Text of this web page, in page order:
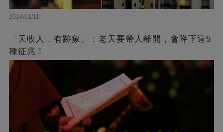
2024/01/11
「天收人，有跡象」：老天要帶人離開，會降下這5
種征兆！